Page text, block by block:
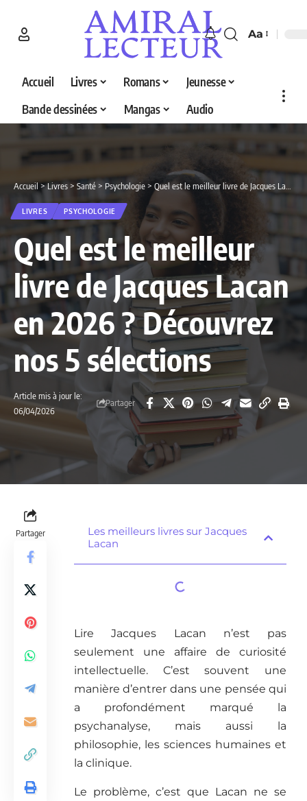
Aa
Accueil Livres Romans
Jeunesse
Bande dessinées
Mangas Audio
Accueil>Livres> Santé> Psychologie> Quel est le meilleur livre de Jacques Lacan en 2026 ? Découvrez nos 5 sélections
LIVRES PSYCHOLOGIE
Quel est le meilleur
livre de Jacques Lacan
en 2026 ? Découvrez
nos 5 sélections
Article mis à jour le:
06/04/2026
Partager
Partager
Les meilleurs livres sur Jacques
Lacan
Lire Jacques Lacan n’est pas
seulement une affaire de curiosité
intellectuelle. C’est souvent une
manière d’entrer dans une pensée qui
a profondément marqué la
psychanalyse, mais aussi la
philosophie, les sciences humaines et
la clinique.
Le problème, c’est que Lacan ne se